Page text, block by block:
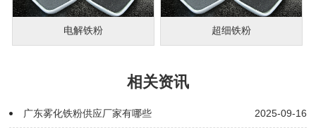
电解铁粉 超细铁粉
相关资讯
2025-09-16
广东雾化铁粉供应厂家有哪些